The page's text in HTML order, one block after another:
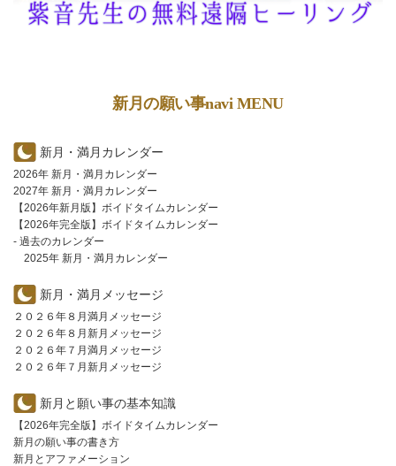
新月の願い事navi MENU
新月・満月カレンダー
2026年 新月・満月カレンダー
2027年 新月・満月カレンダー
【2026年新月版】ボイドタイムカレンダー
【2026年完全版】ボイドタイムカレンダー
- 過去のカレンダー
2025年 新月・満月カレンダー
新月・満月メッセージ
２０２６年８月満月メッセージ
２０２６年８月新月メッセージ
２０２６年７月満月メッセージ
２０２６年７月新月メッセージ
新月と願い事の基本知識
【2026年完全版】ボイドタイムカレンダー
新月の願い事の書き方
新月とアファメーション